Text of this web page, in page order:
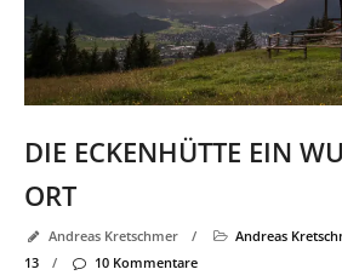
DIE ECKENHÜTTE EIN
ORT
Andreas Kretschmer / Andreas
13
/ 10 Kommentare